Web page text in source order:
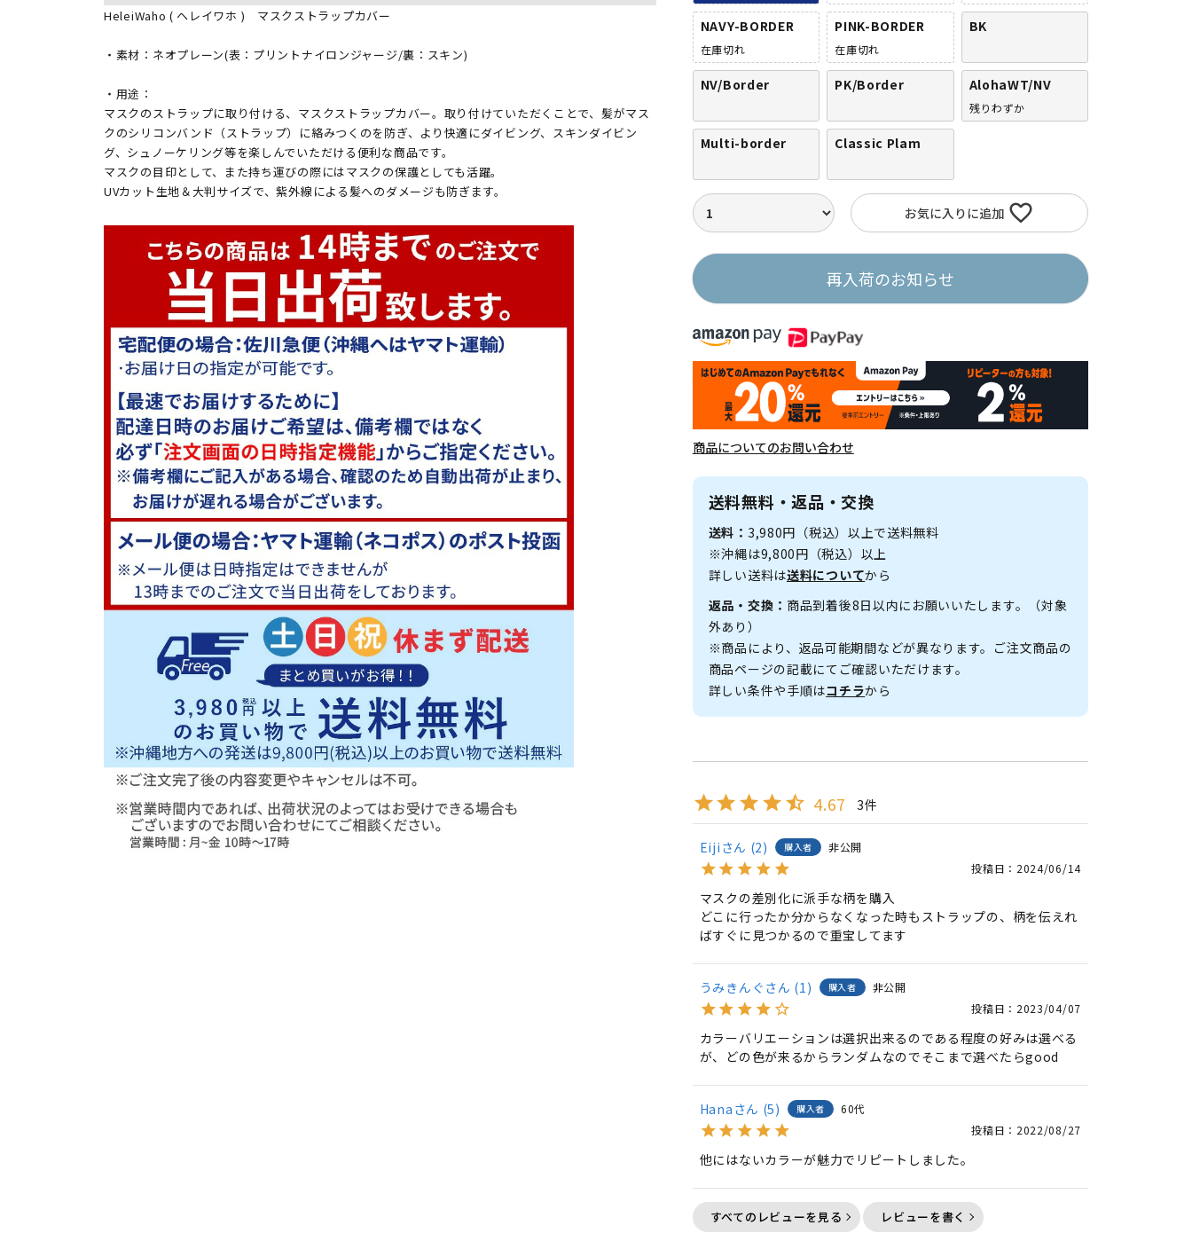
HeleiWaho ( ヘレイワホ ) マスクストラップカバー
・素材：ネオプレーン(表：プリントナイロンジャージ/裏：スキン)
・用途：
マスクのストラップに取り付ける、マスクストラップカバー。取り付けていただくことで、髪がマス
クのシリコンバンド（ストラップ）に絡みつくのを防ぎ、より快適にダイビング、スキンダイビン
グ、シュノーケリング等を楽しんでいただける便利な商品です。
マスクの目印として、また持ち運びの際にはマスクの保護としても活躍。
UVカット生地＆大判サイズで、紫外線による髪へのダメージも防ぎます。
NAVY-BORDER
在庫切れ
PINK-BORDER
在庫切れ
BK
NV/Border PK/Border AlohaWT/NV
残りわずか
Multi-border Classic Plam
お気に入りに追加
再入荷のお知らせ
商品についてのお問い合わせ
送料無料・返品・交換
送料： 3,980円（税込）以上で送料無料
※沖縄は9,800円（税込）以上
詳しい送料は送料についてから
返品・交換： 商品到着後8日以内にお願いいたします。（対象
外あり）
※商品により、返品可能期間などが異なります。ご注文商品の
商品ページの記載にてご確認いただけます。
詳しい条件や手順はコチラから
4.67 3
Eiji 2 購入者
非公開
投稿日
2024/06/14
マスクの差別化に派手な柄を購入
どこに行ったか分からなくなった時もストラップの、柄を伝えれ
ばすぐに見つかるので重宝してます
うみきんぐ 1 購入者
非公開
投稿日
2023/04/07
カラーバリエーションは選択出来るのである程度の好みは選べる
が、どの色が来るからランダムなのでそこまで選べたらgood
Hana 5 購入者
60代
投稿日
2022/08/27
他にはないカラーが魅力でリピートしました。
すべてのレビューを見る レビューを書く